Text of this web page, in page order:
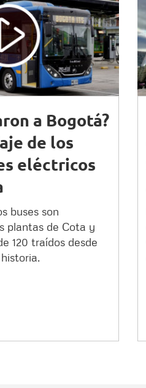
a Bogotá?
de los
eléctricos
buses son
plantas de Cota y
120 traídos desde